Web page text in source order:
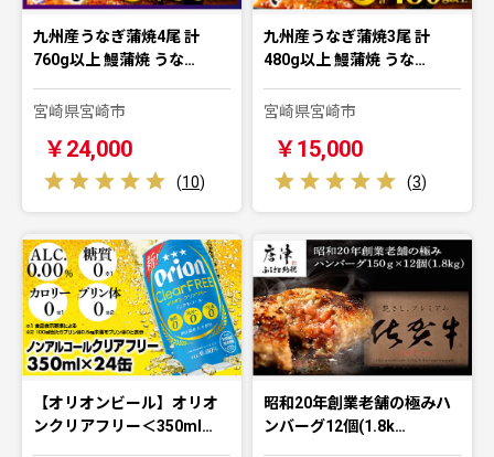
九州産うなぎ蒲焼4尾 計
760g以上 鰻蒲焼 うな…
宮崎県宮崎市
￥24,000
(10)
九州産うなぎ蒲焼3尾 計
480g以上 鰻蒲焼 うな…
宮崎県宮崎市
￥15,000
(3)
【オリオンビール】オリオ
ンクリアフリー＜350ml…
昭和20年創業老舗の極みハ
ンバーグ12個(1.8k…